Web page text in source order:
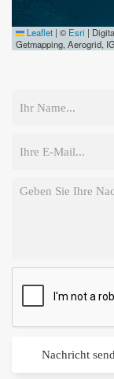
Leaflet | © Esri |
Getmapping, Aerogrid,